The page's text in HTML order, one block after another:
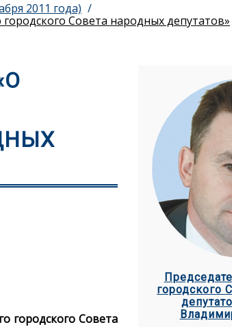
2011 года)
Совета народных депутатов»
городского Совета
городского